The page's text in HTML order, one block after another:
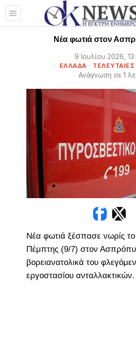
Νέα φωτιά στον
9 Ιουλίου 2026,
ΕΛΛΑΔΑ · ΤΕΛΕΥΤΑΙΕΣ
Ανάγνωση σε 1
Νέα φωτιά ξέσπασε νωρίς το
Πέμπτης (9/7) στον
βορειανατολικά του
εργοστασίου ανταλλακτικών.